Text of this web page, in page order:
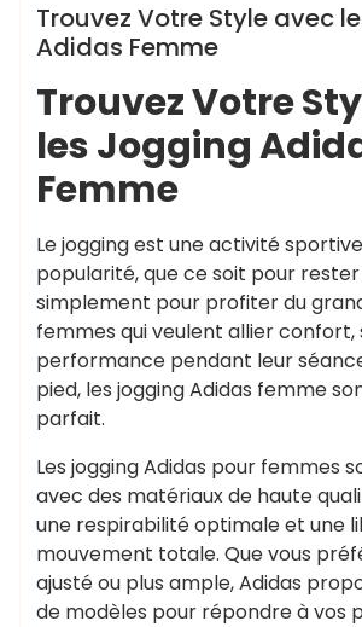
Trouvez Votre Style avec
Adidas Femme
Trouvez Votre
les Jogging
Femme
Le jogging est une activité
popularité, que ce soit pour
simplement pour profiter du
femmes qui veulent allier confort,
performance pendant leur
pied, les jogging Adidas femme
parfait.
Les jogging Adidas pour femmes
avec des matériaux de haute
une respirabilité optimale et une
mouvement totale. Que vous
ajusté ou plus ample, Adidas
de modèles pour répondre à vos